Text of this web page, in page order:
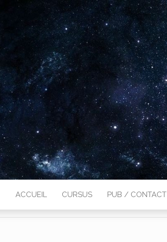
ACCUEIL CURSUS PUB / CONTACT